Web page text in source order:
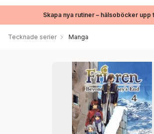
Skapa nya rutiner – hälsoböcker upp
Tecknade serier Manga